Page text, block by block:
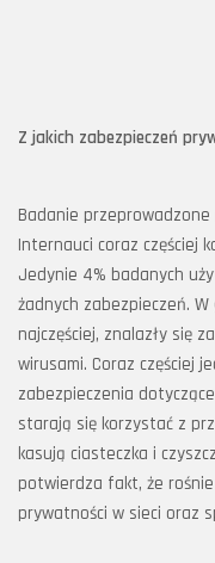
Z jakich zabezpieczeń
Badanie
Internauci coraz częściej
Jedynie 4% badanych
żadnych zabezpieczeń.
najczęściej, znalazły się
wirusami. Coraz częściej
zabezpieczenia
starają się korzystać z
kasują ciasteczka i
potwierdza fakt, że
prywatności w sieci oraz